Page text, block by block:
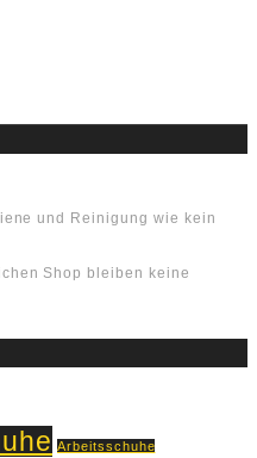
und Reinigung wie kein
Shop bleiben keine
Arbeitsschuhe